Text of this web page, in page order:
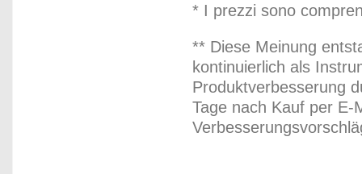
* I prezzi sono
** Diese Meinung
kontinuierlich als
Produktverbesserung
Tage nach Kauf per E-